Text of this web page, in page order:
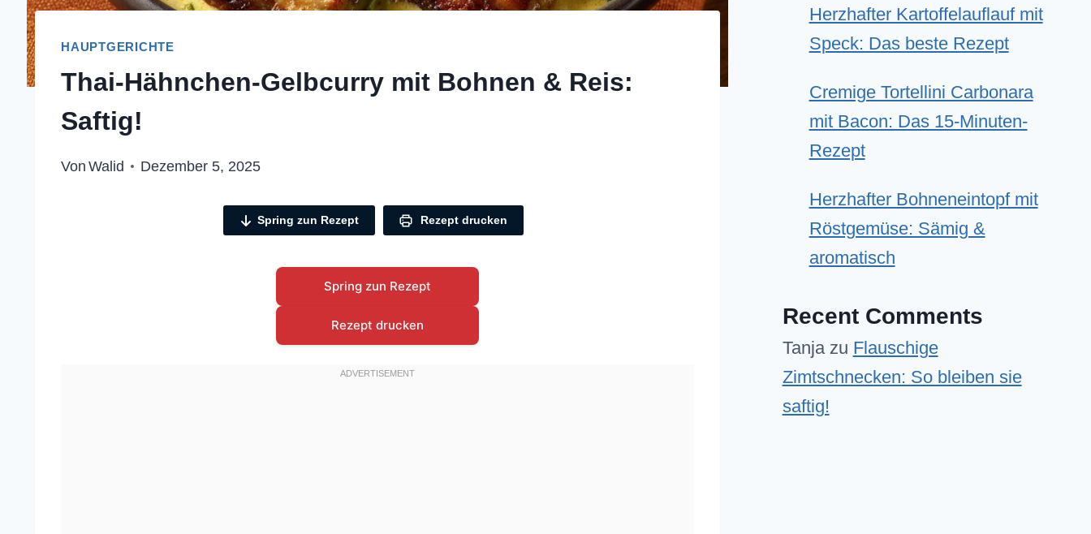
HAUPTGERICHTE
Thai-Hähnchen-Gelbcurry mit Bohnen & Reis:
Saftig!
Von Walid Dezember 5, 2025
Spring zun Rezept Rezept drucken
Spring zun Rezept
Rezept drucken
Herzhafter Kartoffelauflauf mit
Speck: Das beste Rezept
Cremige Tortellini Carbonara
mit Bacon: Das 15-Minuten-
Rezept
Herzhafter Bohneneintopf mit
Röstgemüse: Sämig &
aromatisch
Recent Comments
Tanjazu Flauschige
Zimtschnecken: So bleiben sie
saftig!